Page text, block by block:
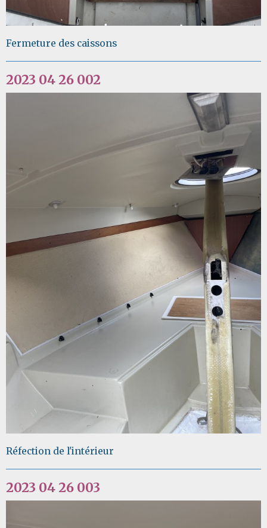
Fermeture des caissons
2023 04 26 002
Réfection de l'intérieur
2023 04 26 003